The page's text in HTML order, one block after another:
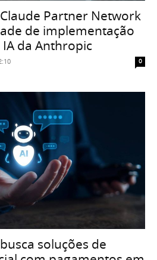
Partner Network
de implementação
da Anthropic
0
soluções de